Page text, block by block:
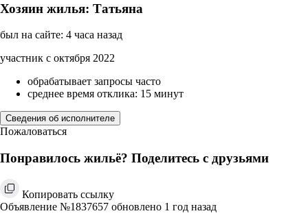
Хозяин жилья: Татьяна
был на сайте: 4 часа назад
участник с октября 2022
обрабатывает запросы часто
среднее время отклика: 15 минут
Сведения об исполнителе
Пожаловаться
Понравилось жильё? Поделитесь с друзьями
Копировать ссылку
Объявление №1837657 обновлено 1 год назад